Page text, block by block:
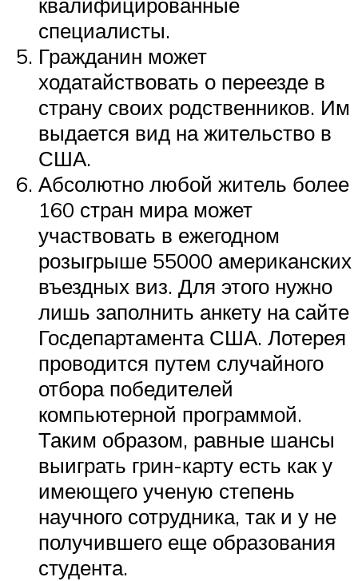
специалисты.
Гражданин может
ходатайствовать о переезде в
страну своих родственников. Им
выдается вид на жительство в
США.
Абсолютно любой житель более
160 стран мира может
участвовать в ежегодном
розыгрыше 55000 американских
въездных виз. Для этого нужно
лишь заполнить анкету на сайте
Госдепартамента США. Лотерея
проводится путем случайного
отбора победителей
компьютерной программой.
Таким образом, равные шансы
выиграть грин-карту есть как у
имеющего ученую степень
научного сотрудника, так и у не
получившего еще образования
студента.